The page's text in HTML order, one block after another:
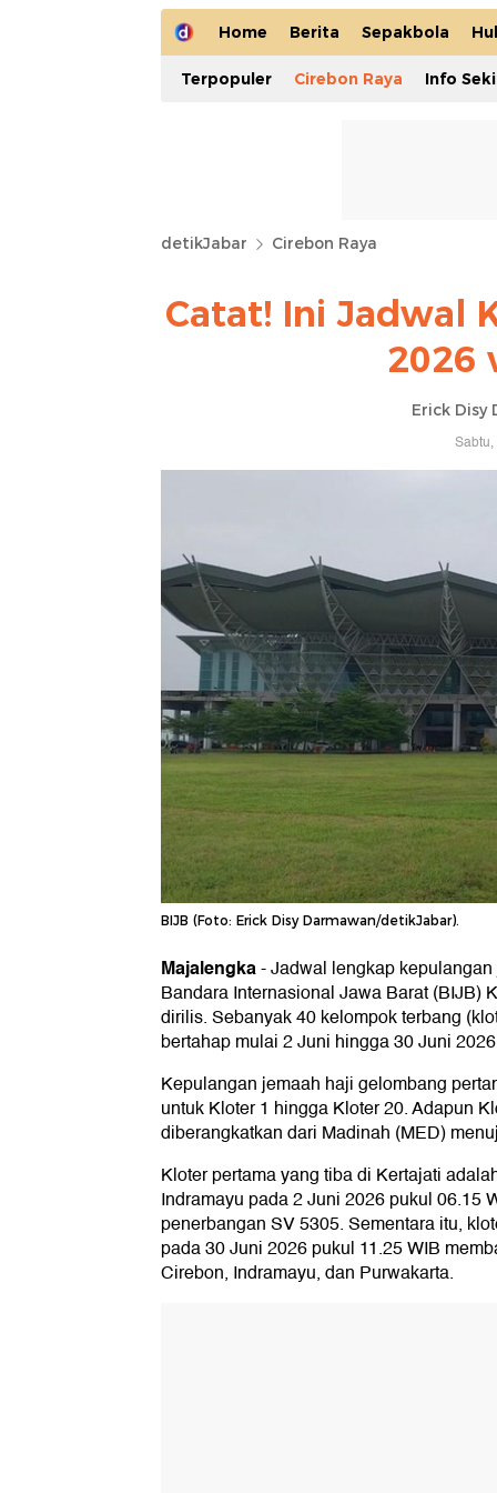
Home Berita Sepakbola
Terpopuler Cirebon Raya Info
detikJabar Cirebon Raya
Catat! Ini Jadwal
2026
Erick Disy
BIJB (Foto: Erick Disy Darmawan/detikJabar).
Majalengka-Jadwal lengkap
Bandara Internasional Jawa Barat (BIJB)
dirilis. Sebanyak 40 kelompok terbang
bertahap mulai 2 Juni hingga 30 Juni
Kepulangan jemaah haji gelombang
untuk Kloter 1 hingga Kloter 20. Adapun
diberangkatkan dari Madinah (MED)
Kloter pertama yang tiba di Kertajati
Indramayu pada 2 Juni 2026 pukul 06.15
penerbangan SV 5305. Sementara itu,
pada 30 Juni 2026 pukul 11.25 WIB
Cirebon, Indramayu, dan Purwakarta.